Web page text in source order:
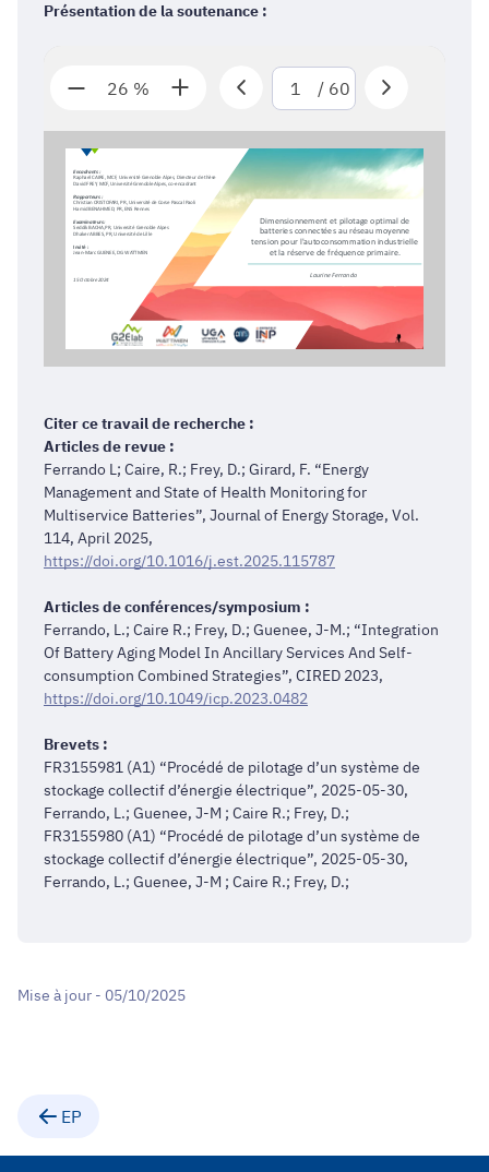
Présentation de la soutenance :
26 % / 60
Dimensionnement et pilotage optimal de
batteries connectées au réseau moyenne
tension pour l'autoconsommation industrielle
et la réserve de fréquence primaire.
Laurine Ferrando
Encadrants :
Raphael CAIRE, MCF, Université Grenoble Alpes, Directeur de thèse
David FREY, MCF, Université Grenoble Alpes, co-encadrant
Rapporteurs :
Christian CRISTOFARI, PR, Université de Corse Pascal Paoli
Hamid BENAHMED, PR, ENS Rennes
Examinateurs:
Seddik BACHA,PR, Université Grenoble Alpes
Dhaker ABBES, PR, Université de Lille
Invité :
Jean-Marc GUENEE, DG WATTMEN
15 Octobre 2024
Citer ce travail de recherche :
Articles de revue :
Ferrando L; Caire, R.; Frey, D.; Girard, F. “Energy
Management and State of Health Monitoring for
Multiservice Batteries”, Journal of Energy Storage, Vol.
114, April 2025,
https://doi.org/10.1016/j.est.2025.115787
Articles de conférences/symposium :
Ferrando, L.; Caire R.; Frey, D.; Guenee, J-M.; “Integration
Of Battery Aging Model In Ancillary Services And Self-
consumption Combined Strategies”, CIRED 2023,
https://doi.org/10.1049/icp.2023.0482
Brevets :
FR3155981 (A1) “Procédé de pilotage d’un système de
stockage collectif d’énergie électrique”, 2025-05-30,
Ferrando, L.; Guenee, J-M ; Caire R.; Frey, D.;
FR3155980 (A1) “Procédé de pilotage d’un système de
stockage collectif d’énergie électrique”, 2025-05-30,
Ferrando, L.; Guenee, J-M ; Caire R.; Frey, D.;
Mise à jour - 05/10/2025
EP